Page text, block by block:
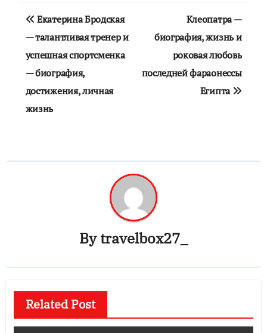
Навигация
по
записям
Екатерина Бродская
— талантливая тренер и
успешная спортсменка
— биография,
достижения, личная
жизнь
Клеопатра —
биография, жизнь и
роковая любовь
последней фараонессы
Египта
Bytravelbox27_
Related Post